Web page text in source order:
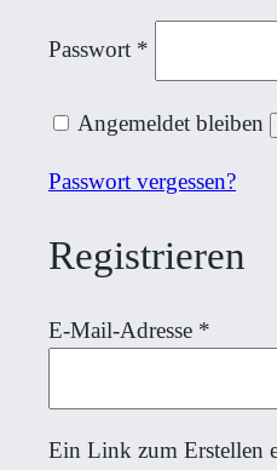
Passwort *
Angemeldet bleiben
Passwort vergessen?
Registrieren
E-Mail-Adresse *
Ein Link zum Erstellen